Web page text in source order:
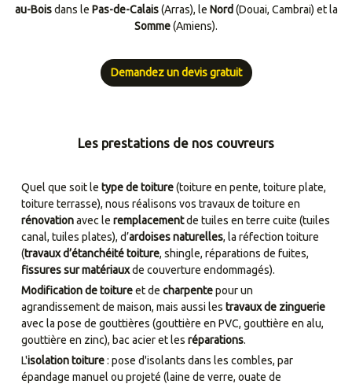
au-Boisdans le Pas-de-Calais(Arras), le Nord (Douai, Cambrai) et la
Somme(Amiens).
Demandez un devis gratuit
Les prestations de nos couvreurs
Quel que soit le type de toiture(toiture en pente, toiture plate,
toiture terrasse), nous réalisons vos travaux de toiture en
rénovationavec le remplacementde tuiles en terre cuite (tuiles
canal, tuiles plates), d’ardoises naturelles, la réfection toiture
(travaux d’étanchéité toiture, shingle, réparations de fuites,
fissures sur matériauxde couverture endommagés).
Modification de toitureet de charpentepour un
agrandissement de maison, mais aussi les travaux de zinguerie
avec la pose de gouttières (gouttière en PVC, gouttière en alu,
gouttière en zinc), bac acier et les réparations.
L'isolation toiture: pose d'isolants dans les combles, par
épandage manuel ou projeté (laine de verre, ouate de